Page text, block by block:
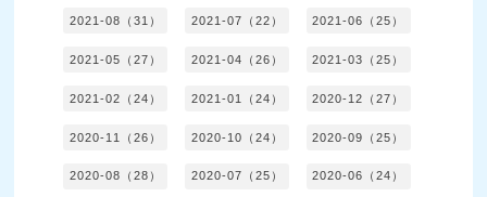
2021-08（31） 2021-07（22） 2021-06（25）
2021-05（27） 2021-04（26） 2021-03（25）
2021-02（24） 2021-01（24） 2020-12（27）
2020-11（26） 2020-10（24） 2020-09（25）
2020-08（28） 2020-07（25） 2020-06（24）